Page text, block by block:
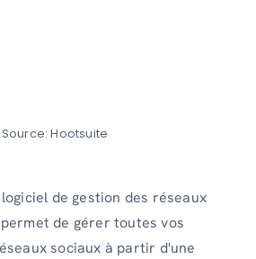
Source: Hootsuite
de gestion des réseaux
de gérer toutes vos
sociaux à partir d'une